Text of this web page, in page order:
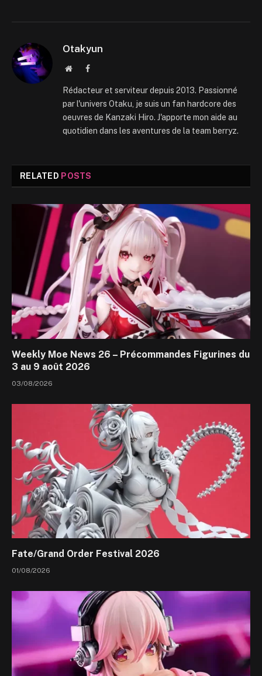
Otakyun
WebsiteFacebook
Rédacteur et serviteur depuis 2013. Passionné
par l'univers Otaku, je suis un fan hardcore des
oeuvres de Kanzaki Hiro. J'apporte mon aide au
quotidien dans les aventures de la team berryz.
RELATED POSTS
Weekly Moe News 26 – Précommandes Figurines du
3 au 9 août 2026
03/08/2026
Fate/Grand Order Festival 2026
01/08/2026